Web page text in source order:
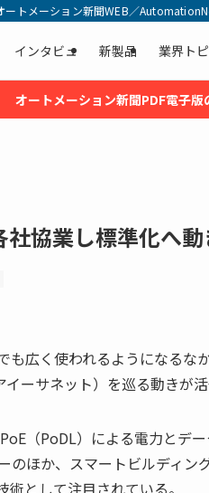
トメーション新聞WEB／
インタビュ 新製品 業界ト
オートメーション新聞PDF電子
協業し標準化へ動
広く使われるようになる
ーサネット）を巡る動きが活
（PoDL）による電力とデ
のほか、スマートビルディ
として注目されている。